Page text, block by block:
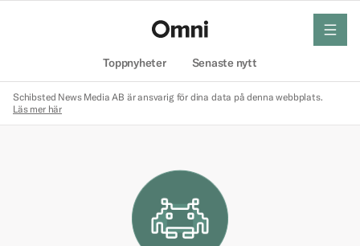
Toppnyheter Senaste nytt
meny
Schibsted News Media AB är ansvarig för dina data på denna webbplats.
Läs mer här